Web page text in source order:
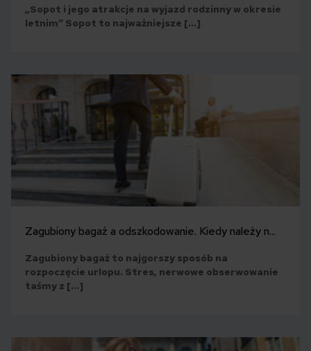
„Sopot i jego atrakcje na wyjazd rodzinny w okresie
letnim” Sopot to najważniejsze […]
Zagubiony bagaż a odszkodowanie. Kiedy należy n...
Zagubiony bagaż to najgorszy sposób na
rozpoczęcie urlopu. Stres, nerwowe obserwowanie
taśmy z […]